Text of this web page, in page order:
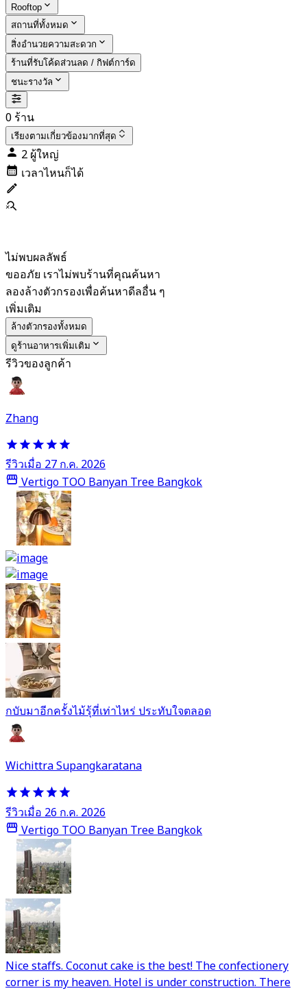
Rooftop
สถานที่ทั้งหมด
สิ่งอำนวยความสะดวก
ร้านที่รับโค้ดส่วนลด / กิฟต์การ์ด
ชนะรางวัล
0 ร้าน
เรียงตามเกี่ยวข้องมากที่สุด
2 ผู้ใหญ่
เวลาไหนก็ได้
ไม่พบผลลัพธ์
ขออภัย เราไม่พบร้านที่คุณค้นหา
ลองล้างตัวกรองเพื่อค้นหาดีลอื่น ๆ
เพิ่มเติม
ล้างตัวกรองทั้งหมด
ดูร้านอาหารเพิ่มเติม
รีวิวของลูกค้า
Zhang
รีวิวเมื่อ 27 ก.ค. 2026
Vertigo TOO Banyan Tree Bangkok
กบับมาอีกครั้งไม้รุ้ที่เท่าไหร่ ประทับใจตลอด
Wichittra Supangkaratana
รีวิวเมื่อ 26 ก.ค. 2026
Vertigo TOO Banyan Tree Bangkok
Nice staffs. Coconut cake is the best! The confectionery
corner is my heaven. Hotel is under construction. There